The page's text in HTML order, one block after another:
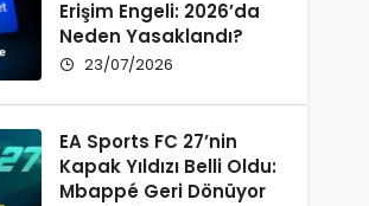
Erişim Engeli: 2026’da
Neden Yasaklandı?
23/07/2026
EA Sports FC 27’nin
Kapak Yıldızı Belli Oldu:
Mbappé Geri Dönüyor